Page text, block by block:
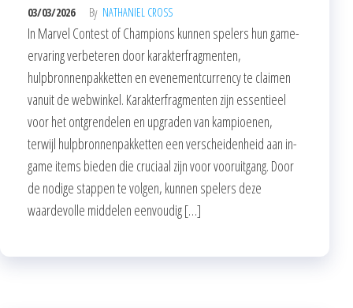
03/03/2026 By NATHANIEL CROSS
In Marvel Contest of Champions kunnen spelers hun game-
ervaring verbeteren door karakterfragmenten,
hulpbronnenpakketten en evenementcurrency te claimen
vanuit de webwinkel. Karakterfragmenten zijn essentieel
voor het ontgrendelen en upgraden van kampioenen,
terwijl hulpbronnenpakketten een verscheidenheid aan in-
game items bieden die cruciaal zijn voor vooruitgang. Door
de nodige stappen te volgen, kunnen spelers deze
waardevolle middelen eenvoudig […]